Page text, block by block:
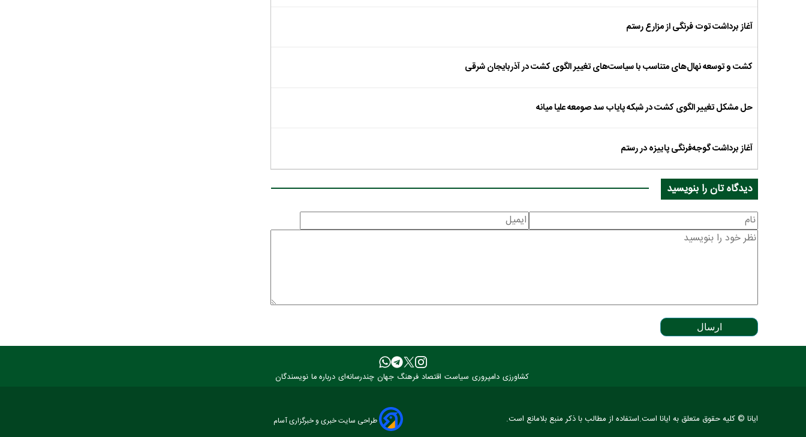
آغاز برداشت توت فرنگی از مزارع رستم
کشت و توسعه نهال‌های متناسب با سیاست‌های تغییر الگوی کشت در آذربایجان شرقی
حل مشکل تغییر الگوی کشت در شبکه پایاب سد صومعه علیا میانه
آغاز برداشت گوجه‌فرنگی پاییزه در رستم
دیدگاه تان را بنویسید
ارسال
کشاورزی دامپروری سیاست اقتصاد فرهنگ جهان چندرسانه‌ای درباره ما نویسندگان
ایانا © کلیه حقوق متعلق به ایانا است.استفاده از مطالب با ذکر منبع بلامانع است. طراحی سایت خبری و خبرگزاری آسام